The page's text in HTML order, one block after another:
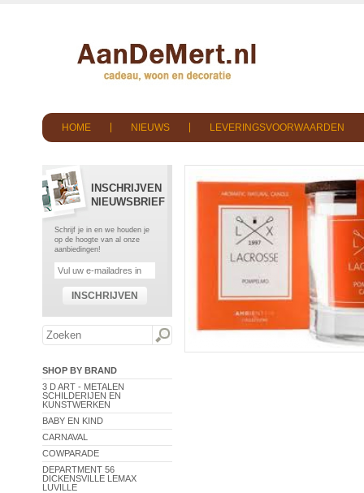
HOME NIEUWS LEVERINGSVOORWAARDEN
INSCHRIJVEN
NIEUWSBRIEF
Schrijf je in en we houden je
op de hoogte van al onze
aanbiedingen!
INSCHRIJVEN
SHOP BY BRAND
3 D ART - METALEN
SCHILDERIJEN EN
KUNSTWERKEN
BABY EN KIND
CARNAVAL
COWPARADE
DEPARTMENT 56
DICKENSVILLE LEMAX
LUVILLE